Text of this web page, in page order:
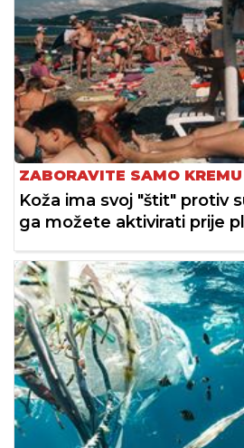
ZABORAVITE SAMO KREMU
Koža ima svoj "štit" protiv
ga možete aktivirati prije